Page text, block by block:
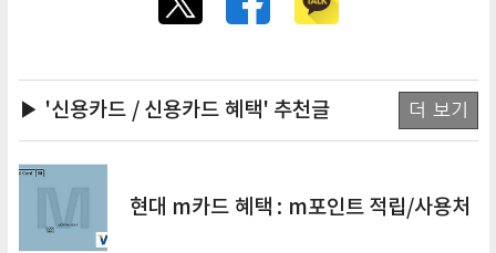
▶ '신용카드 / 신용카드 혜택' 추천글 더 보기
현대 m카드 혜택 : m포인트 적립/사용처